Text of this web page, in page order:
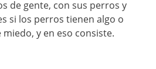
de gente, con sus perros y
si los perros tienen algo o
miedo, y en eso consiste.